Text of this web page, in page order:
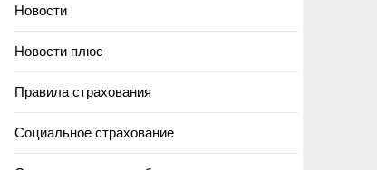
Новости
Новости плюс
Правила страхования
Социальное страхование